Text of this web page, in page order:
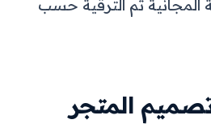
المجانية ثم الترقية حسب